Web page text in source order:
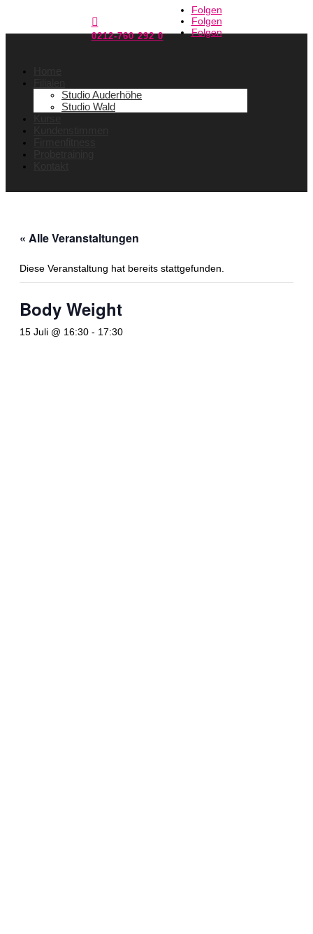

0212-760 292 0
Folgen
Folgen
Folgen
Studio Auderhöhe
Studio Wald
« Alle Veranstaltungen
Diese Veranstaltung hat bereits stattgefunden.
Body Weight
15 Juli @ 16:30 - 17:30